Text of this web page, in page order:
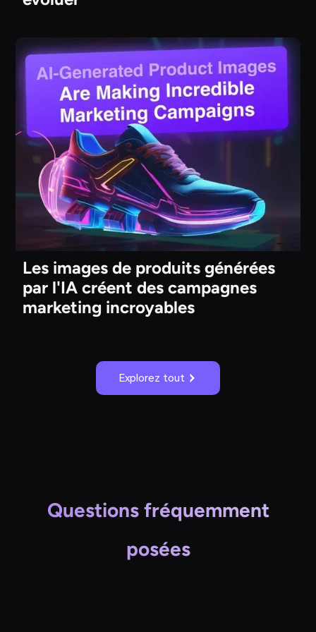
Les images de produits générées
par l'IA créent des campagnes
marketing incroyables
Explorez tout
Questions fréquemment
posées